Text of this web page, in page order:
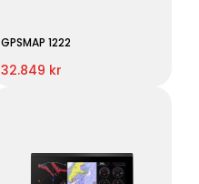
GPSMAP 1222
32.849 kr